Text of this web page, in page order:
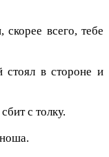
всего, тебе
в стороне и
с толку.